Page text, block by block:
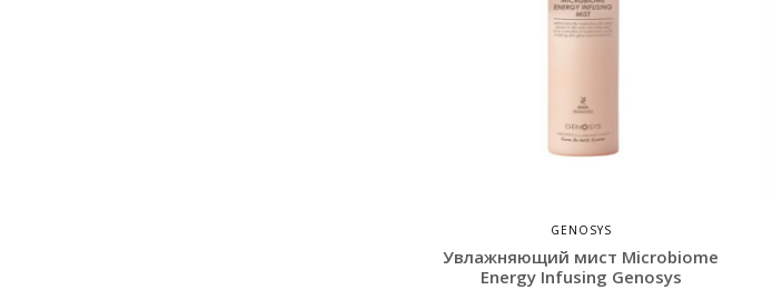
GENOSYS
Увлажняющий мист Microbiome
Energy Infusing Genosys